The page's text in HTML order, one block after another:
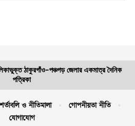
ঠাকুরগাঁও-পঞ্চগড় জেলার একমাত্র দৈনিক
পত্রিকা
ও নীতিমালা
গোপনীয়তা নীতি
যোগাযোগ